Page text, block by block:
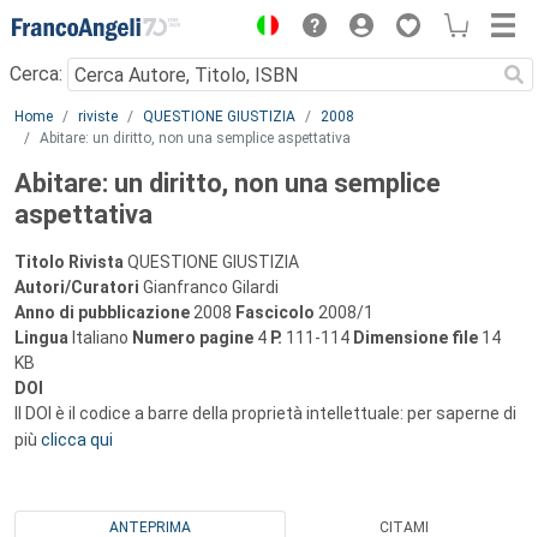
Menu
Cerca:
Main content
Home riviste QUESTIONE GIUSTIZIA
2008
Abitare: un diritto, non una semplice aspettativa
Abitare: un diritto, non una semplice
aspettativa
Titolo Rivista QUESTIONE GIUSTIZIA
Autori/Curatori Gianfranco Gilardi
Anno di pubblicazione 2008 Fascicolo 2008/1
Lingua Italiano Numero pagine 4 P. 111-114 Dimensione file 14
KB
DOI
Il DOI è il codice a barre della proprietà intellettuale: per saperne di
più clicca qui
ANTEPRIMA CITAMI